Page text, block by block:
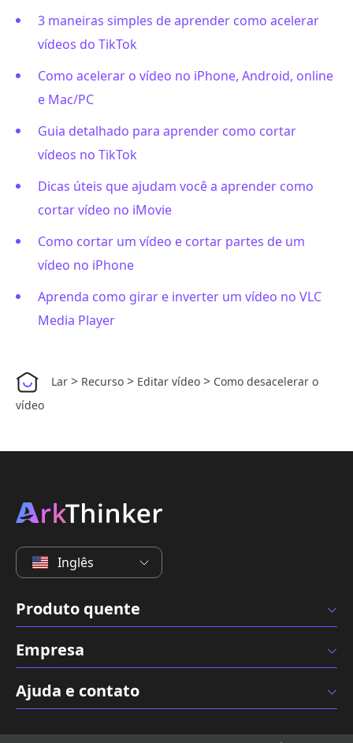
3 maneiras simples de aprender como acelerar
vídeos do TikTok
Como acelerar o vídeo no iPhone, Android, online
e Mac/PC
Guia detalhado para aprender como cortar
vídeos no TikTok
Dicas úteis que ajudam você a aprender como
cortar vídeo no iMovie
Como cortar um vídeo e cortar partes de um
vídeo no iPhone
Aprenda como girar e inverter um vídeo no VLC
Media Player
Lar > Recurso > Editar vídeo > Como desacelerar o
vídeo
Inglês
Produto quente
Empresa
Ajuda e contato